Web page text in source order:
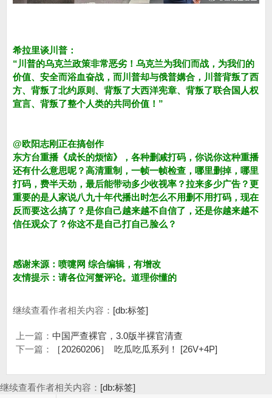
希拉里谈川普：
“川普的乌克兰政策非常恶劣！乌克兰为我们而战，为我们的
价值、安全而浴血奋战，而川普却与俄普媾合，川普背叛了西
方、背叛了北约原则、背叛了大西洋宪章、背叛了联合国人权
宣言、背叛了整个人类的共同价值！”
@欧阳志刚正在搞创作
东方台重播《成长的烦恼》，各种删减打码，你说你这种重播
还有什么意思呢？高清重制，一帧一帧检查，哪里删掉，哪里
打码，费半天劲，最后能带动多少收视率？拉来多少广告？更
重要的是人家说八九十年代播出时怎么不用删不用打码，现在
反而要这么搞了？是你自己越来越不自信了，还是你越来越不
信任观众了？你这不是自己打自己脸么？
感谢来源：喷嚏网 综合编辑，有增改
友情提示：请各位河蟹评论。道理你懂的
继续查看作者相关内容： [db:标签]
上一篇： 中国严查裸官，3.0版半裸官清查
下一篇：
［20260206］ 吃瓜吃瓜系列！ [26V+4P]
继续查看作者相关内容： [db:标签]